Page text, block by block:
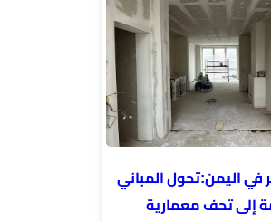
في اليمن:تحول المباني
إلى تحف معمارية